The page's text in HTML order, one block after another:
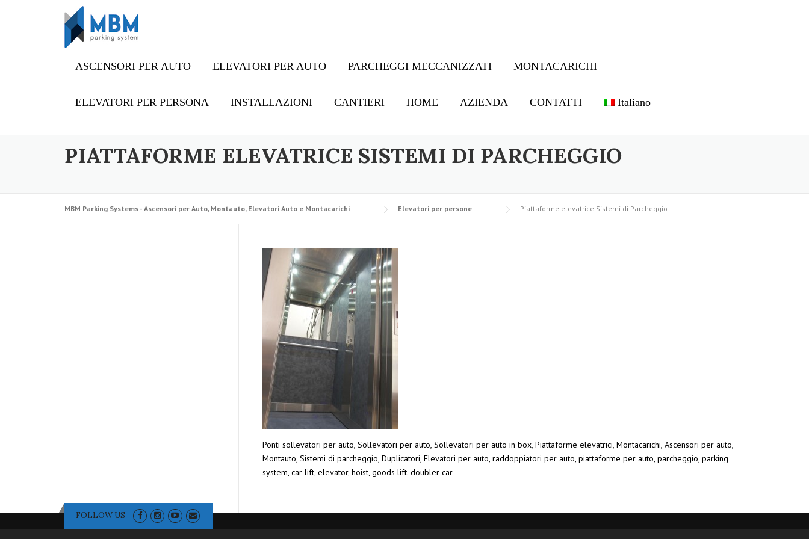
ASCENSORI PER AUTO ELEVATORI PER AUTO PARCHEGGI MECCANIZZATI MONTACARICHI
ELEVATORI PER PERSONA INSTALLAZIONI CANTIERI HOME AZIENDA CONTATTI Italiano
PIATTAFORME ELEVATRICE SISTEMI DI PARCHEGGIO
MBM Parking Systems - Ascensori per Auto, Montauto, Elevatori Auto e Montacarichi Elevatori per persone Piattaforme elevatrice Sistemi di Parcheggio
Ponti sollevatori per auto, Sollevatori per auto, Sollevatori per auto in box, Piattaforme elevatrici, Montacarichi, Ascensori per auto,
Montauto, Sistemi di parcheggio, Duplicatori, Elevatori per auto, raddoppiatori per auto, piattaforme per auto, parcheggio, parking
system, car lift, elevator, hoist, goods lift. doubler car
FOLLOW US